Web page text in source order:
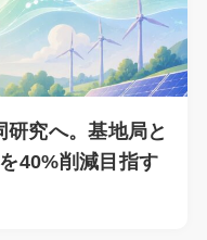
究へ。基地局と
40%削減目指す